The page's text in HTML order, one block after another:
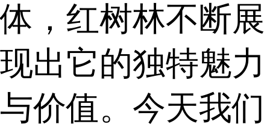
体，红树林不断展
现出它的独特魅力
与价值。今天我们